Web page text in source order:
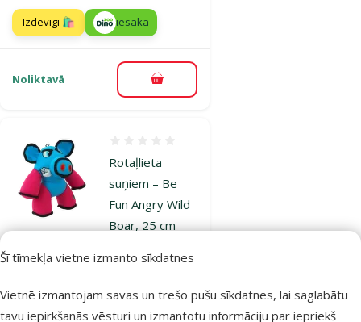
Šī tīmekļa vietne izmanto sīkdatnes
Vietnē izmantojam savas un trešo pušu sīkdatnes, lai saglabātu
tavu iepirkšanās vēsturi un izmantotu informāciju par iepriekš
Izdevīgi 🛍️ iesaka
Noliktavā Pievienot grozam
Rotaļlieta
suņiem – Be
Fun Angry Wild
Boar, 25 cm
Oriģinālā cena
13,99 €
Cena
10,48 € -25 %
Izdevīgi 🛍️ iesaka